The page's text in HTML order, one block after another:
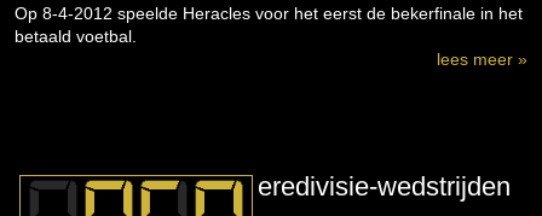
Op 8-4-2012 speelde Heracles voor het eerst de bekerfinale in het
betaald voetbal.
lees meer »
eredivisie-wedstrijden